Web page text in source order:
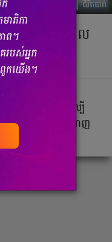
ជីវិតតារា
ការ ហេង វិសាល
នេហ៍ Influencer ដ៏ល្បី
បាន​អង្រួនពិភពបណ្ដាញ